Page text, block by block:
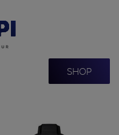
SHOP